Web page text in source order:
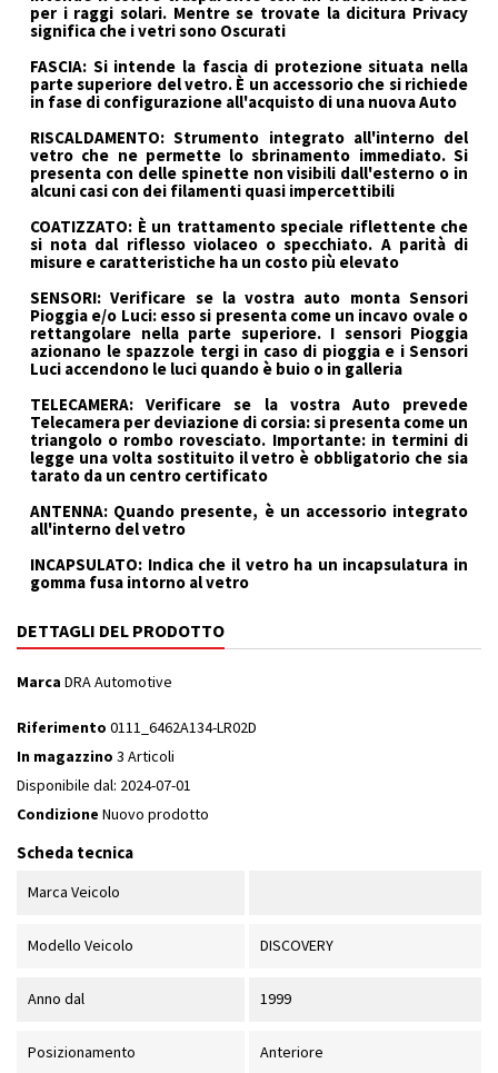
per i raggi solari. Mentre se trovate la dicitura Privacy
significa che i vetri sono Oscurati
FASCIA: Si intende la fascia di protezione situata nella
parte superiore del vetro. È un accessorio che si richiede
in fase di configurazione all'acquisto di una nuova Auto
RISCALDAMENTO: Strumento integrato all'interno del
vetro che ne permette lo sbrinamento immediato. Si
presenta con delle spinette non visibili dall'esterno o in
alcuni casi con dei filamenti quasi impercettibili
COATIZZATO: È un trattamento speciale riflettente che
si nota dal riflesso violaceo o specchiato. A parità di
misure e caratteristiche ha un costo più elevato
SENSORI: Verificare se la vostra auto monta Sensori
Pioggia e/o Luci: esso si presenta come un incavo ovale o
rettangolare nella parte superiore. I sensori Pioggia
azionano le spazzole tergi in caso di pioggia e i Sensori
Luci accendono le luci quando è buio o in galleria
TELECAMERA: Verificare se la vostra Auto prevede
Telecamera per deviazione di corsia: si presenta come un
triangolo o rombo rovesciato. Importante: in termini di
legge una volta sostituito il vetro è obbligatorio che sia
tarato da un centro certificato
ANTENNA: Quando presente, è un accessorio integrato
all'interno del vetro
INCAPSULATO: Indica che il vetro ha un incapsulatura in
gomma fusa intorno al vetro
DETTAGLI DEL PRODOTTO
Marca DRA Automotive
Riferimento 0111_6462A134-LR02D
In magazzino 3 Articoli
Disponibile dal: 2024-07-01
Condizione Nuovo prodotto
Scheda tecnica
Marca Veicolo
Modello Veicolo DISCOVERY
Anno dal 1999
Posizionamento Anteriore